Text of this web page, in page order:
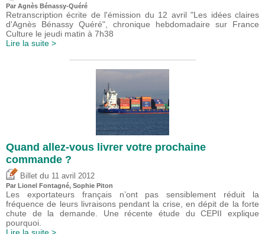
Par Agnès Bénassy-Quéré
Retranscription écrite de l'émission du 12 avril "Les idées claires
d'Agnès Bénassy Quéré", chronique hebdomadaire sur France
Culture le jeudi matin à 7h38
Lire la suite >
Quand allez-vous livrer votre prochaine
commande ?
Billet du 11 avril 2012
Par Lionel Fontagné, Sophie Piton
Les exportateurs français n’ont pas sensiblement réduit la
fréquence de leurs livraisons pendant la crise, en dépit de la forte
chute de la demande. Une récente étude du CEPII explique
pourquoi.
Lire la suite >